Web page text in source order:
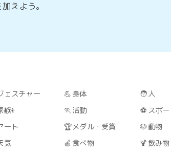
えよう。
ェスチャー 💪 身体 🧑人
族 🏃活動 ⚽ スポ
ート 🏆メダル・受賞 🐶動物
気 🍎 食べ物 🍹 飲み物